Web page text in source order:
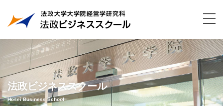
法政ビジネススクール
Hosei Business School